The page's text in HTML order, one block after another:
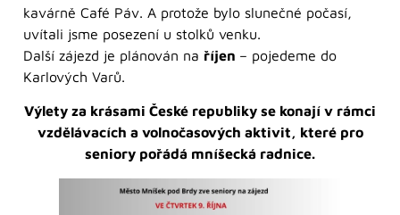
kavárně Café Páv. A protože bylo slunečné počasí,
uvítali jsme posezení u stolků venku.
Další zájezd je plánován na říjen – pojedeme do
Karlových Varů.
Výlety za krásami České republiky se konají v rámci
vzdělávacích a volnočasových aktivit, které pro
seniory pořádá mníšecká radnice.